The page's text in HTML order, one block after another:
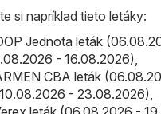
si napríklad tieto letáky:
Jednota leták
- 16.08.2026),
CBA leták
- 23.08.2026),